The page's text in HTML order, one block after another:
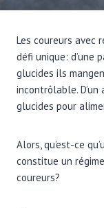
Les coureurs avec
défi unique: d’une
glucides ils
incontrôlable.
glucides pour
Alors, qu’est-ce
constitue un
coureurs?